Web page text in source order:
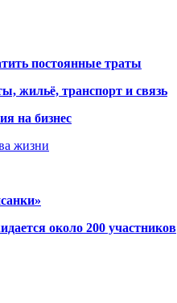
постоянные траты
жильё, транспорт и связь
на бизнес
жизни
около 200 участников